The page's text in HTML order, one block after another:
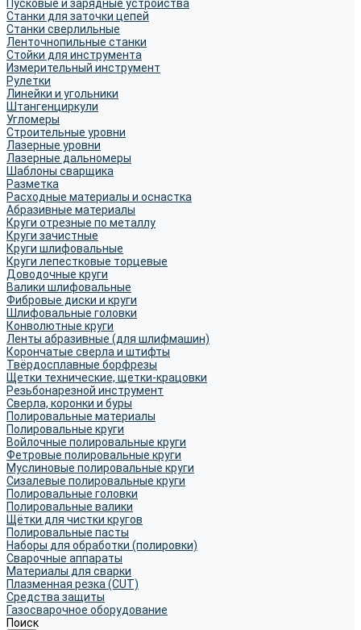
Пусковые и зарядные устройства
Станки для заточки цепей
Станки сверлильные
Ленточнопильные станки
Стойки для инструмента
Измерительный инструмент
Рулетки
Линейки и угольники
Штангенциркули
Угломеры
Строительные уровни
Лазерные уровни
Лазерные дальномеры
Шаблоны сварщика
Разметка
Расходные материалы и оснастка
Абразивные материалы
Круги отрезные по металлу
Круги зачистные
Круги шлифовальные
Круги лепестковые торцевые
Доводочные круги
Валики шлифовальные
Фибровые диски и круги
Шлифовальные головки
Конволютные круги
Ленты абразивные (для шлифмашин)
Корончатые сверла и штифты
Твёрдосплавные борфрезы
Щетки технические, щетки-крацовки
Резьбонарезной инструмент
Сверла, коронки и буры
Полировальные материалы
Полировальные круги
Войлочные полировальные круги
Фетровые полировальные круги
Муслиновые полировальные круги
Cизалевые полировальные круги
Полировальные головки
Полировальные валики
Щётки для чистки кругов
Полировальные пасты
Наборы для обработки (полировки)
Сварочные аппараты
Материалы для сварки
Плазменная резка (CUT)
Средства защиты
Газосварочное оборудование
Поиск